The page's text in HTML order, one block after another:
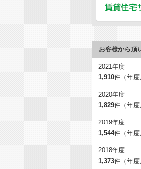
お客様から頂
2021年度
1,910件（年度
2020年度
1,829件（年度
2019年度
1,544件（年度
2018年度
1,373件（年度